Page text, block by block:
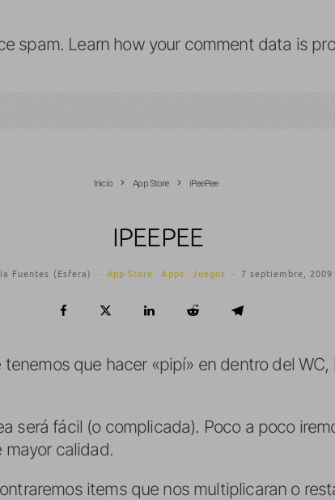
spam. Learn how your comment data is
Inicio App Store iPeePee
IPEEPEE
Fuentes (Esfera) · App Store Apps Juegos · 7 septiembre, 2009
que hacer «pipí» en dentro del
será fácil (o complicada). Poco a poco
mayor calidad.
items que nos multiplicaran o